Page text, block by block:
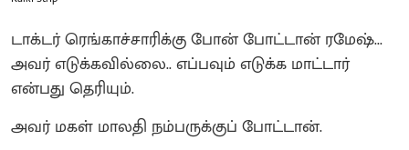
டாக்டர் ரெங்காச்சாரிக்கு போன் போட்டான் ரமேஷ்...
அவர் எடுக்கவில்லை.. எப்பவும் எடுக்க மாட்டார்
என்பது தெரியும்.
அவர் மகள் மாலதி நம்பருக்குப் போட்டான்.